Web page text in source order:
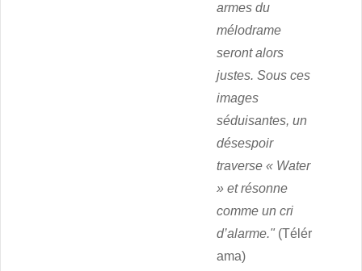
armes du
mélodrame
seront alors
justes. Sous ces
images
séduisantes, un
désespoir
traverse « Water
» et résonne
comme un cri
d’alarme." (Télér
ama)